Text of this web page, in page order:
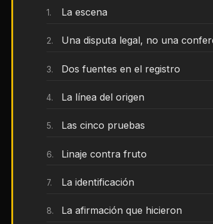
La escena
Una disputa legal, no una
Dos fuentes en el registro
La línea del origen
Las cinco pruebas
Linaje contra fruto
La identificación
La afirmación que hicieron